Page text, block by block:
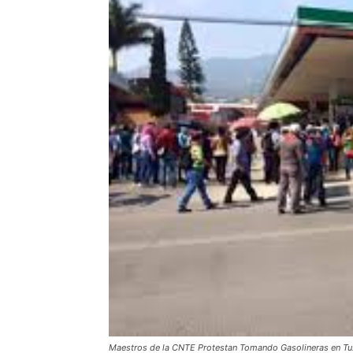
Maestros de la CNTE Protestan Tomando Gasolineras en